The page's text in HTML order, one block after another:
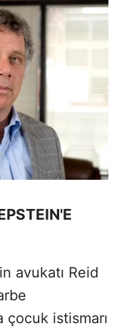
avukatı Reid
istismarı